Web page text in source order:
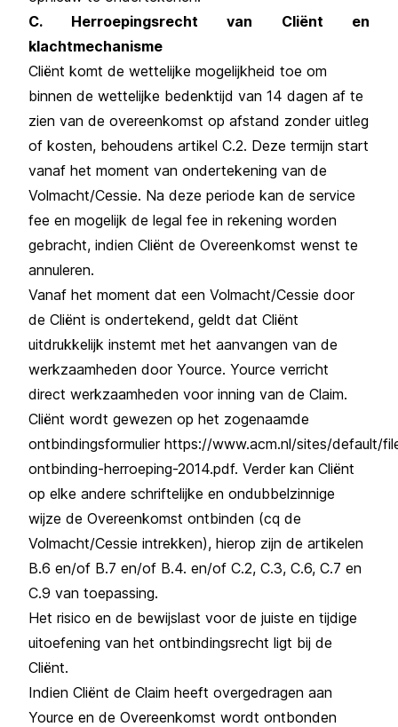
C. Herroepingsrecht van Cliënt en
klachtmechanisme
Cliënt komt de wettelijke mogelijkheid toe om
binnen de wettelijke bedenktijd van 14 dagen af te
zien van de overeenkomst op afstand zonder uitleg
of kosten, behoudens artikel C.2. Deze termijn start
vanaf het moment van ondertekening van de
Volmacht/Cessie. Na deze periode kan de service
fee en mogelijk de legal fee in rekening worden
gebracht, indien Cliënt de Overeenkomst wenst te
annuleren.
Vanaf het moment dat een Volmacht/Cessie door
de Cliënt is ondertekend, geldt dat Cliënt
uitdrukkelijk instemt met het aanvangen van de
werkzaamheden door Yource. Yource verricht
direct werkzaamheden voor inning van de Claim.
Cliënt wordt gewezen op het zogenaamde
ontbindingsformulier https://www.acm.nl/sites/default/
ontbinding-herroeping-2014.pdf. Verder kan Cliënt
op elke andere schriftelijke en ondubbelzinnige
wijze de Overeenkomst ontbinden (cq de
Volmacht/Cessie intrekken), hierop zijn de artikelen
B.6 en/of B.7 en/of B.4. en/of C.2, C.3, C.6, C.7 en
C.9 van toepassing.
Het risico en de bewijslast voor de juiste en tijdige
uitoefening van het ontbindingsrecht ligt bij de
Cliënt.
Indien Cliënt de Claim heeft overgedragen aan
Yource en de Overeenkomst wordt ontbonden